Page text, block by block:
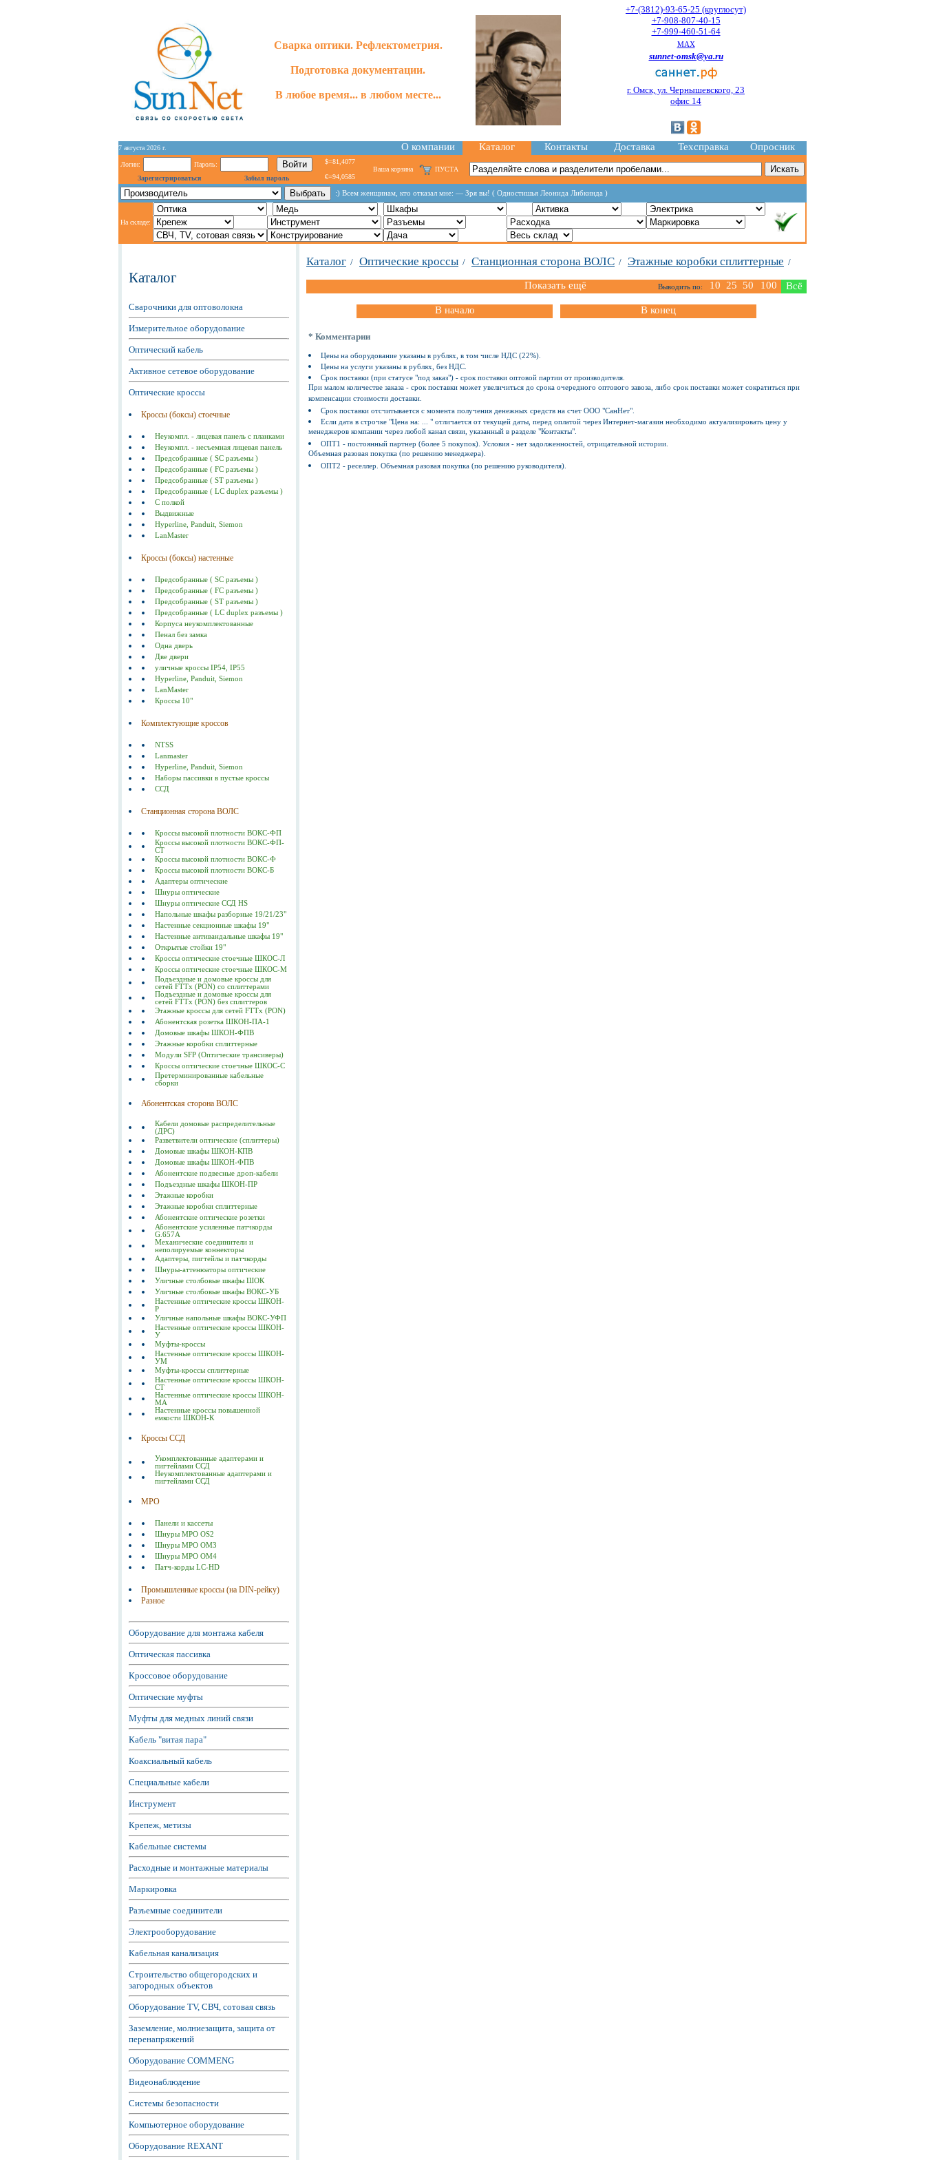
Сварка оптики. Рефлектометрия.
Подготовка документации.
В любое время... в любом месте...
+7-(3812)-93-65-25 (круглосут)
+7-908-807-40-15
+7-999-460-51-64
MAX
sunnet-omsk@ya.ru
г. Омск, ул. Чернышевского, 23
офис 14
7 августа 2026 г. О компании Каталог Контакты Доставка Техсправка Опросник
Логин:
Пароль:
Зарегистрироваться
Забыл пароль
$=81,4077
€=94,0585
Ваша корзина ПУСТА
:) Всем женщинам, кто отказал мне: — Зря вы! ( Одностишья Леонида Либкинда )
На складе:
Каталог
Сварочники для оптоволокна
Измерительное оборудование
Оптический кабель
Активное сетевое оборудование
Оптические кроссы
Кроссы (боксы) стоечные
Неукомпл. - лицевая панель с планками
Неукомпл. - несъемная лицевая панель
Предсобранные ( SC разъемы )
Предсобранные ( FC разъемы )
Предсобранные ( ST разъемы )
Предсобранные ( LC duplex разъемы )
С полкой
Выдвижные
Hyperline, Panduit, Siemon
LanMaster
Кроссы (боксы) настенные
Предсобранные ( SC разъемы )
Предсобранные ( FC разъемы )
Предсобранные ( ST разъемы )
Предсобранные ( LC duplex разъемы )
Корпуса неукомплектованные
Пенал без замка
Одна дверь
Две двери
уличные кроссы IP54, IP55
Hyperline, Panduit, Siemon
LanMaster
Кроссы 10"
Комплектующие кроссов
NTSS
Lanmaster
Hyperline, Panduit, Siemon
Наборы пассивки в пустые кроссы
ССД
Станционная сторона ВОЛС
Кроссы высокой плотности ВОКС-ФП
Кроссы высокой плотности ВОКС-ФП-
СТ
Кроссы высокой плотности ВОКС-Ф
Кроссы высокой плотности ВОКС-Б
Адаптеры оптические
Шнуры оптические
Шнуры оптические ССД HS
Напольные шкафы разборные 19/21/23"
Настенные секционные шкафы 19"
Настенные антивандальные шкафы 19"
Открытые стойки 19"
Кроссы оптические стоечные ШКОС-Л
Кроссы оптические стоечные ШКОС-М
Подъездные и домовые кроссы для
сетей FTTx (PON) со сплиттерами
Подъездные и домовые кроссы для
сетей FTTx (PON) без сплиттеров
Этажные кроссы для сетей FTTx (PON)
Абонентская розетка ШКОН-ПА-1
Домовые шкафы ШКОН-ФПВ
Этажные коробки сплиттерные
Модули SFP (Оптические трансиверы)
Кроссы оптические стоечные ШКОС-С
Претерминированные кабельные
сборки
Абонентская сторона ВОЛС
Кабели домовые распределительные
(ДРС)
Разветвители оптические (сплиттеры)
Домовые шкафы ШКОН-КПВ
Домовые шкафы ШКОН-ФПВ
Абонентские подвесные дроп-кабели
Подъездные шкафы ШКОН-ПР
Этажные коробки
Этажные коробки сплиттерные
Абонентские оптические розетки
Абонентские усиленные патчкорды
G.657A
Механические соединители и
неполируемые коннекторы
Адаптеры, пигтейлы и патчкорды
Шнуры-аттенюаторы оптические
Уличные столбовые шкафы ШОК
Уличные столбовые шкафы ВОКС-УБ
Настенные оптические кроссы ШКОН-
Р
Уличные напольные шкафы ВОКС-УФП
Настенные оптические кроссы ШКОН-
У
Муфты-кроссы
Настенные оптические кроссы ШКОН-
УМ
Муфты-кроссы сплиттерные
Настенные оптические кроссы ШКОН-
СТ
Настенные оптические кроссы ШКОН-
МА
Настенные кроссы повышенной
емкости ШКОН-К
Кроссы ССД
Укомплектованные адаптерами и
пигтейлами ССД
Неукомплектованные адаптерами и
пигтейлами ССД
MPO
Панели и кассеты
Шнуры MPO OS2
Шнуры MPO OM3
Шнуры MPO OM4
Патч-корды LC-HD
Промышленные кроссы (на DIN-рейку)
Разное
Оборудование для монтажа кабеля
Оптическая пассивка
Кроссовое оборудование
Оптические муфты
Муфты для медных линий связи
Кабель "витая пара"
Коаксиальный кабель
Специальные кабели
Инструмент
Крепеж, метизы
Кабельные системы
Расходные и монтажные материалы
Маркировка
Разъемные соединители
Электрооборудование
Кабельная канализация
Строительство общегородских и
загородных объектов
Оборудование TV, СВЧ, сотовая связь
Заземление, молниезащита, защита от
перенапряжений
Оборудование COMMENG
Видеонаблюдение
Системы безопасности
Компьютерное оборудование
Оборудование REXANT
Каталог / Оптические кроссы / Станционная сторона ВОЛС / Этажные коробки сплиттерные /
Показать ещё Выводить по: 10 25 50 100 Всё
В начало В конец
* Комментарии
Цены на оборудование указаны в рублях, в том числе НДС (22%).
Цены на услуги указаны в рублях, без НДС.
Срок поставки (при статусе "под заказ") - срок поставки оптовой партии от производителя.
При малом количестве заказа - срок поставки может увеличиться до срока очередного оптового завоза, либо срок поставки может сократиться при
компенсации стоимости доставки.
Срок поставки отсчитывается с момента получения денежных средств на счет ООО "СанНет".
Если дата в строчке "Цена на: ... " отличается от текущей даты, перед оплатой через Интернет-магазин необходимо актуализировать цену у
менеджеров компании через любой канал связи, указанный в разделе "Контакты".
ОПТ1 - постоянный партнер (более 5 покупок). Условия - нет задолженностей, отрицательной истории.
Объемная разовая покупка (по решению менеджера).
ОПТ2 - реселлер. Объемная разовая покупка (по решению руководителя).